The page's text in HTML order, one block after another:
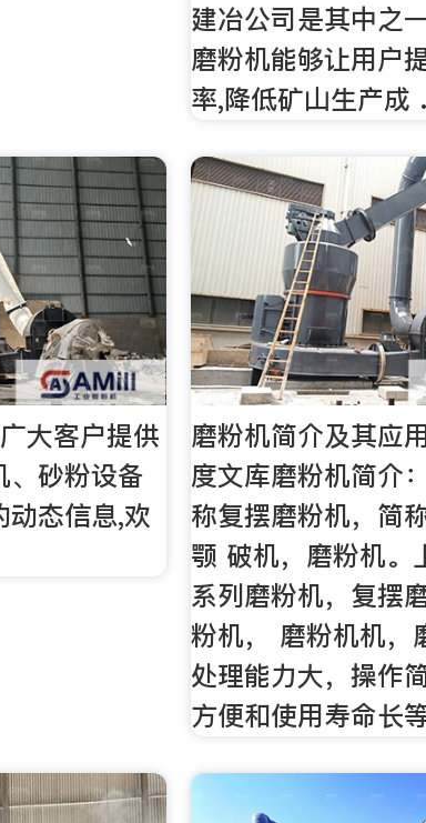
建冶公司是其中之
磨粉机能够让用户
率,降低矿山生产
大客户提供
、砂粉设备
动态信息,欢
磨粉机简介及其应
度文库磨粉机简介
称复摆磨粉机，简
颚 破机，磨粉机。
系列磨粉机，复摆
粉机， 磨粉机机，
处理能力大，操作
方便和使用寿命长